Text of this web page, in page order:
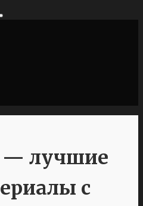
— лучшие
с